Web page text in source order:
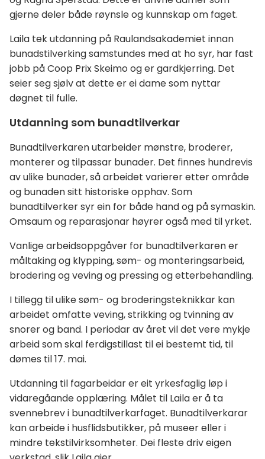
gjerne deler både røynsle og kunnskap om faget.
Laila tek utdanning på Raulandsakademiet innan
bunadstilverking samstundes med at ho syr, har fast
jobb på Coop Prix Skeimo og er gardkjerring. Det
seier seg sjølv at dette er ei dame som nyttar
døgnet til fulle.
Utdanning som bunadtilverkar
Bunadtilverkaren utarbeider mønstre, broderer,
monterer og tilpassar bunader. Det finnes hundrevis
av ulike bunader, så arbeidet varierer etter område
og bunaden sitt historiske opphav. Som
bunadtilverker syr ein for både hand og på symaskin.
Omsaum og reparasjonar høyrer også med til yrket.
Vanlige arbeidsoppgåver for bunadtilverkaren er
måltaking og klypping, søm- og monteringsarbeid,
brodering og veving og pressing og etterbehandling.
I tillegg til ulike søm- og broderingsteknikkar kan
arbeidet omfatte veving, strikking og tvinning av
snorer og band. I periodar av året vil det vere mykje
arbeid som skal ferdigstillast til ei bestemt tid, til
dømes til 17. mai.
Utdanning til fagarbeidar er eit yrkesfaglig løp i
vidaregåande opplæring. Målet til Laila er å ta
svennebrev i bunadtilverkarfaget. Bunadtilverkarar
kan arbeide i husflidsbutikker, på museer eller i
mindre tekstilvirksomheter. Dei fleste driv eigen